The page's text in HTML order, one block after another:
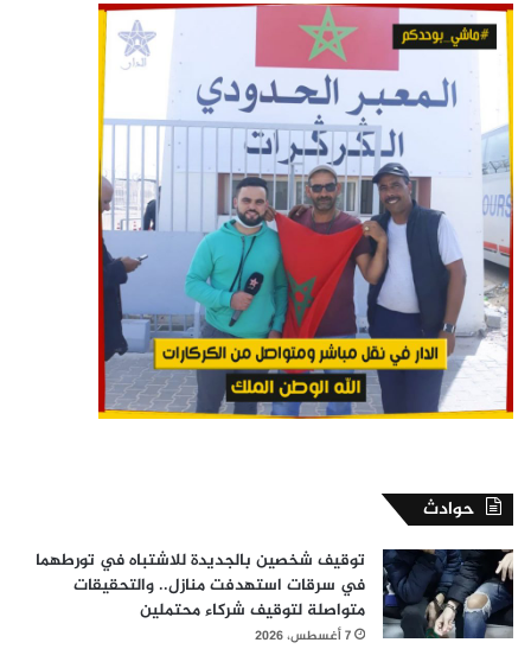
حوادث
توقيف شخصين بالجديدة للاشتباه في تورطهما
في سرقات استهدفت منازل.. والتحقيقات
متواصلة لتوقيف شركاء محتملين
7 أغسطس، 2026